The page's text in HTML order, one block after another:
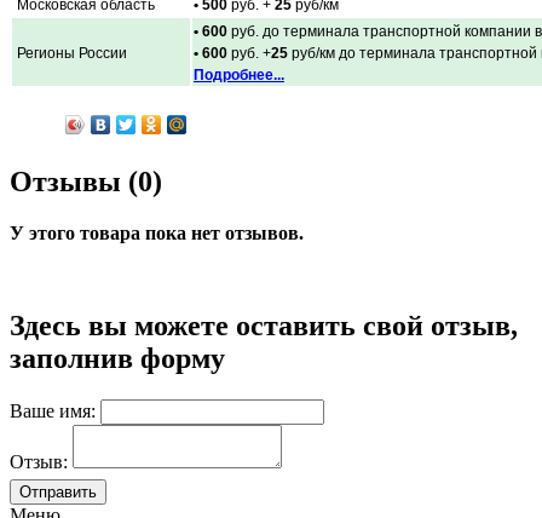
Московская область • 500 руб. + 25 руб/км
Регионы России
• 600 руб. до терминала транспортной компании
• 600 руб. +25 руб/км до терминала
Подробнее...
Отзывы (0)
У этого товара пока нет отзывов.
Здесь вы можете оставить свой отзыв,
заполнив форму
Ваше имя:
Отзыв: